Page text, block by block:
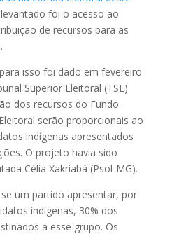
foi o acesso ao
de recursos para as
isso foi dado em fevereiro
Superior Eleitoral (TSE)
dos recursos do Fundo
serão proporcionais ao
indígenas apresentados
O projeto havia sido
Célia Xakriabá (Psol-MG).
um partido apresentar, por
indígenas, 30% dos
a esse grupo. Os